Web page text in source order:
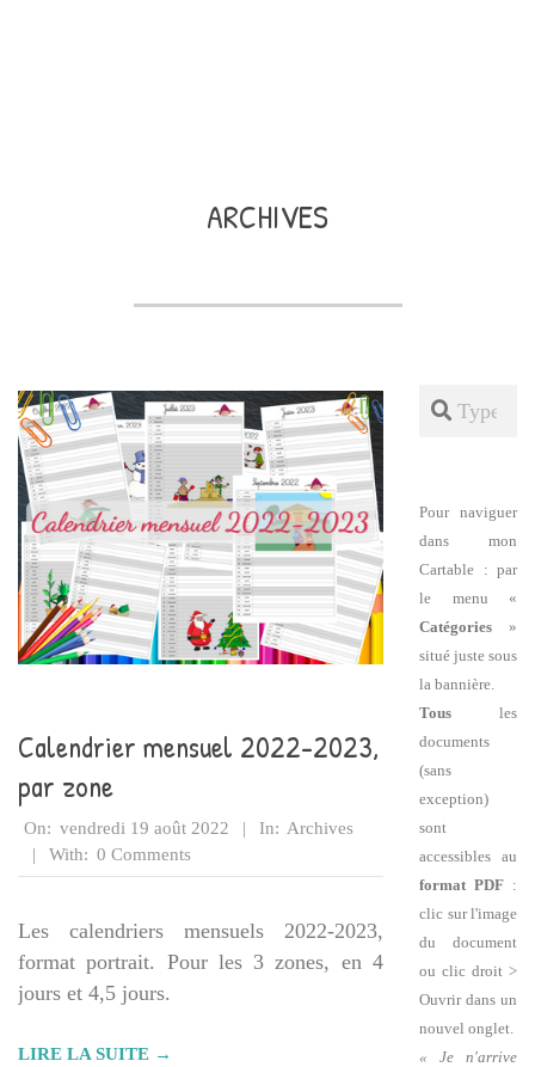
ARCHIVES
Calendrier mensuel 2022-2023,
par zone
2022-
08-
19
On: vendredi 19 août 2022 In: Archives
With: 0 Comments
Les calendriers mensuels 2022-2023,
format portrait. Pour les 3 zones, en 4
jours et 4,5 jours.
LIRE LA SUITE →
Search
Pour naviguer
dans mon
Cartable : par
le menu «
Catégories »
situé juste sous
la bannière.
Tous les
documents
(sans
exception)
sont
accessibles au
format PDF :
clic sur l'image
du document
ou clic droit >
Ouvrir dans un
nouvel onglet.
« Je n'arrive